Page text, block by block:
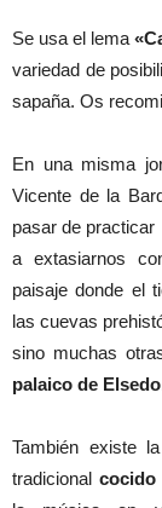
Se usa el lema
variedad de
sapaña. Os
En una misma
Vicente de la
pasar de
a extasiarnos
paisaje donde el
las cuevas
sino muchas
palaico de Elsedo
También existe
tradicional cocido